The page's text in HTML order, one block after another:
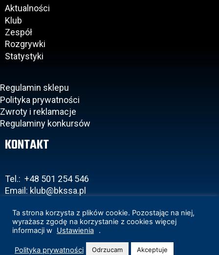
Aktualności
Klub
Zespół
Rozgrywki
Statystyki
Regulamin sklepu
Polityka prywatności
Zwroty i reklamacje
Regulaminy konkursów
KONTAKT
Tel.: +48 501 254 546
Email: klub@bkssa.pl
Copyright 2020 © BKS Bostik Bielsko-Biała
Projekt i realizacja:www.wertui.pl
Ta strona korzysta z plików cookie. Pozostając na niej,
wyrażasz zgodę na korzystanie z cookies więcej
informacji w Ustawienia .
Polityka prywatności Odrzucam Akceptuje